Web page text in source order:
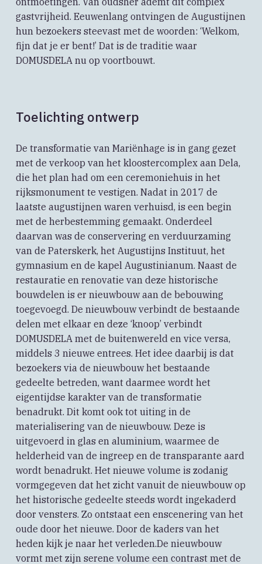
gastvrijheid. Eeuwenlang ontvingen de Augustijnen
hun bezoekers steevast met de woorden: ‘Welkom,
fijn dat je er bent!’ Dat is de traditie waar
DOMUSDELA nu op voortbouwt.
Toelichting ontwerp
De transformatie van Mariënhage is in gang gezet
met de verkoop van het kloostercomplex aan Dela,
die het plan had om een ceremoniehuis in het
rijksmonument te vestigen. Nadat in 2017 de
laatste augustijnen waren verhuisd, is een begin
met de herbestemming gemaakt. Onderdeel
daarvan was de conservering en verduurzaming
van de Paterskerk, het Augustijns Instituut, het
gymnasium en de kapel Augustinianum. Naast de
restauratie en renovatie van deze historische
bouwdelen is er nieuwbouw aan de bebouwing
toegevoegd. De nieuwbouw verbindt de bestaande
delen met elkaar en deze ‘knoop’ verbindt
DOMUSDELA met de buitenwereld en vice versa,
middels 3 nieuwe entrees. Het idee daarbij is dat
bezoekers via de nieuwbouw het bestaande
gedeelte betreden, want daarmee wordt het
eigentijdse karakter van de transformatie
benadrukt. Dit komt ook tot uiting in de
materialisering van de nieuwbouw. Deze is
uitgevoerd in glas en aluminium, waarmee de
helderheid van de ingreep en de transparante aard
wordt benadrukt. Het nieuwe volume is zodanig
vormgegeven dat het zicht vanuit de nieuwbouw op
het historische gedeelte steeds wordt ingekaderd
door vensters. Zo ontstaat een enscenering van het
oude door het nieuwe. Door de kaders van het
heden kijk je naar het verleden.De nieuwbouw
vormt met zijn serene volume een contrast met de